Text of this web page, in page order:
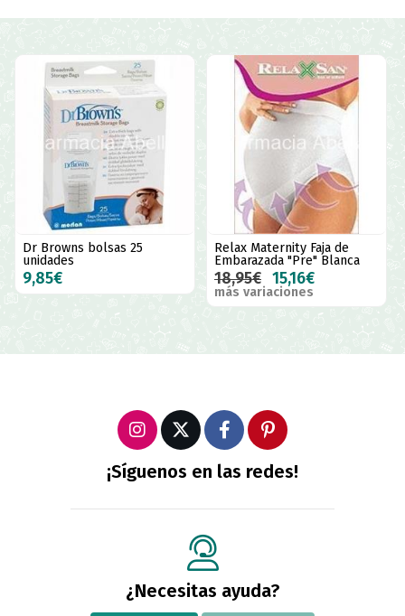
Dr Browns bolsas 25
unidades
9,85€
Relax Maternity Faja de
Embarazada "Pre" Blanca
18,95€ 15,16€
más variaciones
¡Síguenos en las redes!
¿Necesitas ayuda?